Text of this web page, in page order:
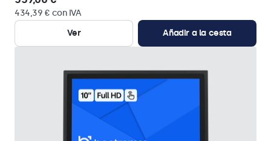
434,39 € con IVA
Ver
Añadir a la cesta